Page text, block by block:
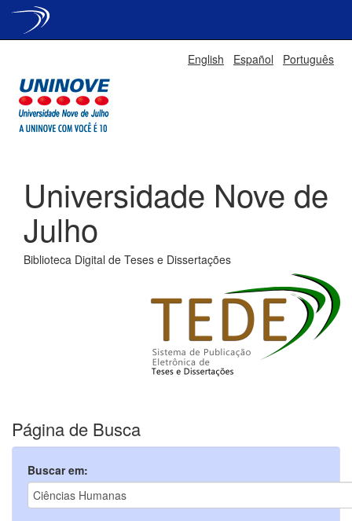
English Español Português
Universidade Nove de
Julho
Biblioteca Digital de Teses e Dissertações
Página de Busca
Buscar em: